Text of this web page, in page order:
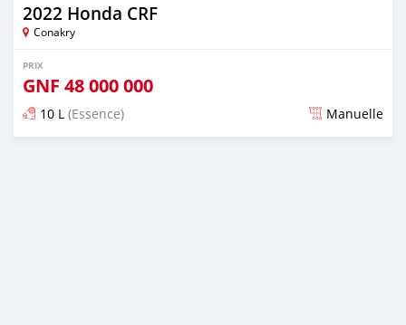
2022 Honda CRF
Conakry
PRIX
GNF 48 000 000
10 L (Essence) Manuelle